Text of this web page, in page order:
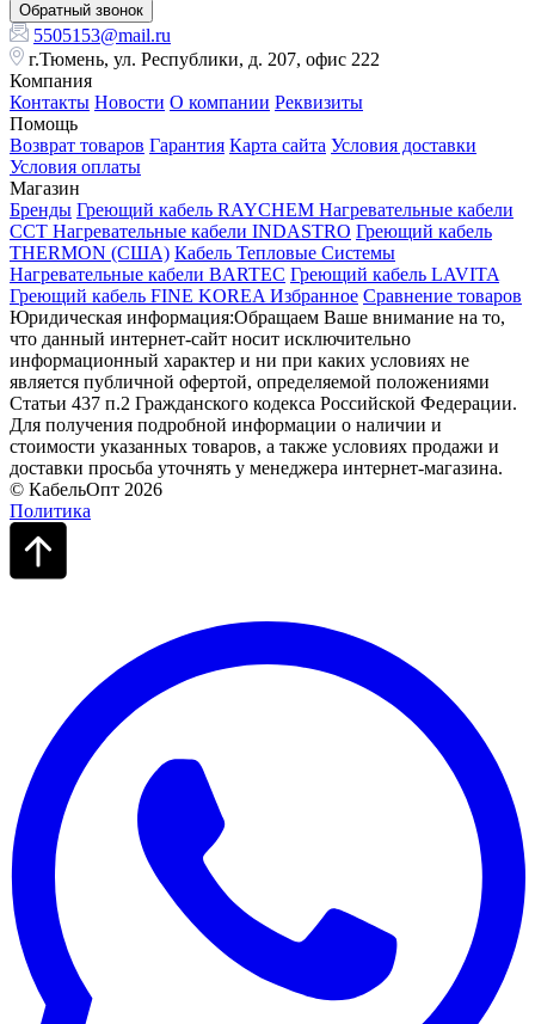
Обратный звонок
5505153@mail.ru
г.Тюмень, ул. Республики, д. 207, офис 222
Компания
Контакты Новости О компании Реквизиты
Помощь
Возврат товаров Гарантия Карта сайта Условия доставки
Условия оплаты
Магазин
Бренды Греющий кабель RAYCHEM Нагревательные кабели
ССТ Нагревательные кабели INDASTRO Греющий кабель
THERMON (США) Кабель Тепловые Системы
Нагревательные кабели BARTEC Греющий кабель LAVITA
Греющий кабель FINE KOREAИзбранное Сравнение товаров
Юридическая информация:Обращаем Ваше внимание на то,
что данный интернет-сайт носит исключительно
информационный характер и ни при каких условиях не
является публичной офертой, определяемой положениями
Статьи 437 п.2 Гражданского кодекса Российской Федерации.
Для получения подробной информации о наличии и
стоимости указанных товаров, а также условиях продажи и
доставки просьба уточнять у менеджера интернет-магазина.
© КабельОпт 2026
Политика